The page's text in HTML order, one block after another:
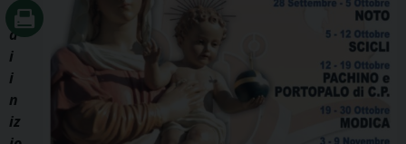
O
d
i
i
n
iz